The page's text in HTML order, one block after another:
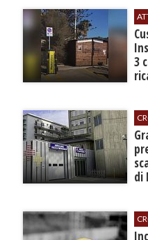
3
di